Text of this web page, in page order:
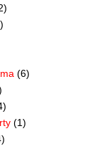
(6)
(1)